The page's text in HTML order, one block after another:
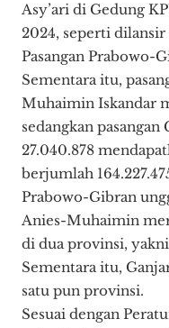
Asy’ari di Gedung
2024, seperti
Pasangan Prabowo-
Sementara itu,
Muhaimin Iskandar
sedangkan
27.040.878
berjumlah
Prabowo-Gibran
Anies-Muhaimin
di dua provinsi,
Sementara itu,
satu pun provinsi.
Sesuai dengan